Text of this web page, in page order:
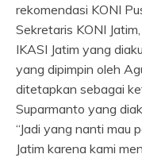
rekomendasi KONI
Sekretaris KONI
IKASI Jatim yang
yang dipimpin oleh
ditetapkan sebagai
Suparmanto yang
“Jadi yang nanti mau
Jatim karena kami